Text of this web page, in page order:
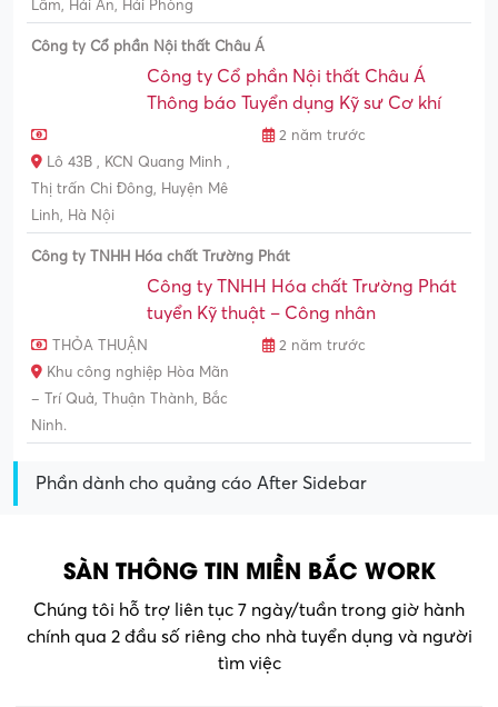
Lâm, Hải An, Hải Phòng
Công ty Cổ phần Nội thất Châu Á
Công ty Cổ phần Nội thất Châu Á
Thông báo Tuyển dụng Kỹ sư Cơ khí
2 năm trước
Lô 43B , KCN Quang Minh ,
Thị trấn Chi Đông, Huyện Mê
Linh, Hà Nội
Công ty TNHH Hóa chất Trường Phát
Công ty TNHH Hóa chất Trường Phát
tuyển Kỹ thuật – Công nhân
THỎA THUẬN
2 năm trước
Khu công nghiệp Hòa Mãn
– Trí Quả, Thuận Thành, Bắc
Ninh.
Phần dành cho quảng cáo After Sidebar
SÀN THÔNG TIN MIỀN BẮC WORK
Chúng tôi hỗ trợ liên tục 7 ngày/tuần trong giờ hành
chính qua 2 đầu số riêng cho nhà tuyển dụng và người
tìm việc